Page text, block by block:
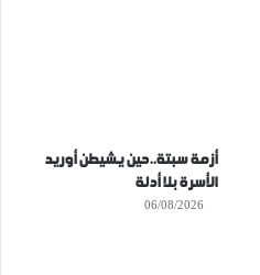
أزمة سبتة..حين يشيطن أوريد
الأسرة بلا أدلة
06/08/2026